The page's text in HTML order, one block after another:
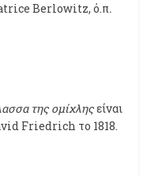
Berlowitz, ό.π.
της ομίχληςείναι
Friedrich το 1818.